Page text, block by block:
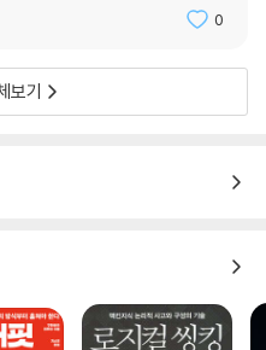
중인 하이퍼포커스와 정반대로 보
는 다른 생각과는 특별한 연관이
는 늘 염두에 두어야 한다.
그 작동 방식만 알게 된다면 더 이
밀히 진단하면서도 동시에 앞으로
0
보기